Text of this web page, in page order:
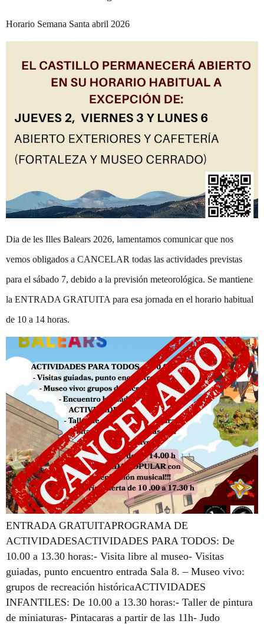
Horario Semana Santa abril 2026
Dia de les Illes Balears 2026, lamentamos comunicar que nos
vemos obligados a CANCELAR todas las actividades previstas
para el sábado 7, debido a la previsión meteorológica. Se mantiene
la ENTRADA GRATUITA para esa jornada en el horario habitual
de 10 a 14 horas.
ENTRADA GRATUITAPROGRAMA DE
ACTIVIDADESACTIVIDADES PARA TODOS: De
10.00 a 13.30 horas:- Visita libre al museo- Visitas
guiadas, punto encuentro entrada Sala 8. – Museo vivo:
grupos de recreación históricaACTIVIDADES
INFANTILES: De 10.00 a 13.30 horas:- Taller de pintura
de miniaturas- Pintacaras a partir de las 11h- Judo